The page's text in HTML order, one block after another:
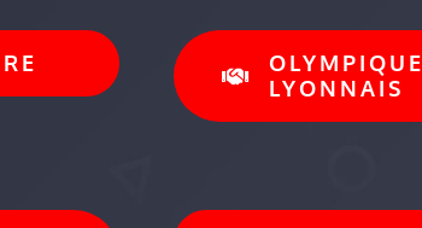
OLYMPIQUE
LYONNAIS